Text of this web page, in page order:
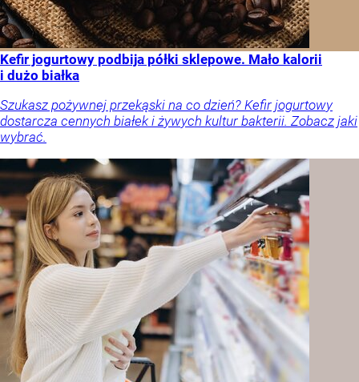
Kefir jogurtowy podbija półki sklepowe. Mało kalorii
i dużo białka
Szukasz pożywnej przekąski na co dzień? Kefir jogurtowy
dostarcza cennych białek i żywych kultur bakterii. Zobacz jaki
wybrać.